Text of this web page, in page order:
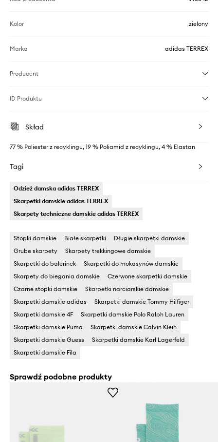
Kolor zielony
Marka adidas TERREX
Producent
ID Produktu
Skład
77 % Poliester z recyklingu, 19 % Poliamid z recyklingu, 4 % Elastan
Tagi
Odzież damska adidas TERREX
Skarpetki damskie adidas TERREX
Skarpety techniczne damskie adidas TERREX
Stopki damskie Białe skarpetki
Długie skarpetki damskie
Grube skarpety
Skarpety trekkingowe damskie
Skarpetki do balerinek
Skarpetki do mokasynów damskie
Skarpety do biegania damskie
Czerwone skarpetki damskie
Czarne stopki damskie
Skarpetki narciarskie damskie
Skarpetki damskie adidas
Skarpetki damskie Tommy Hilfiger
Skarpetki damskie 4F
Skarpetki damskie Polo Ralph Lauren
Skarpetki damskie Puma
Skarpetki damskie Calvin Klein
Skarpetki damskie Guess
Skarpetki damskie Karl Lagerfeld
Skarpetki damskie Fila
Sprawdź podobne produkty